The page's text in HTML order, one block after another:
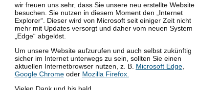
wir freuen uns sehr, dass Sie unsere neu erstellte Website
besuchen. Sie nutzen in diesem Moment den „Internet
Explorer“. Dieser wird von Microsoft seit einiger Zeit nicht
mehr mit Updates versorgt und daher vom neuen System
„Edge“ abgelöst.
Um unsere Website aufzurufen und auch selbst zukünftig
sicher im Internet unterwegs zu sein, sollten Sie einen
aktuellen Internetbrowser nutzen, z. B. Microsoft Edge,
Google Chromeoder Mozilla Firefox.
Vielen Dank und bis bald.